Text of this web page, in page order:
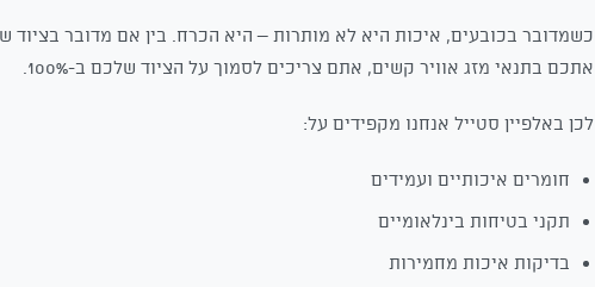
כשמדובר בכובעים, איכות היא לא מותרות – היא הכרח. בין אם מדובר בציוד
אתכם בתנאי מזג אוויר קשים, אתם צריכים לסמוך על הציוד שלכם ב-100%.
לכן באלפיין סטייל אנחנו מקפידים על:
חומרים איכותיים ועמידים
תקני בטיחות בינלאומיים
בדיקות איכות מחמירות